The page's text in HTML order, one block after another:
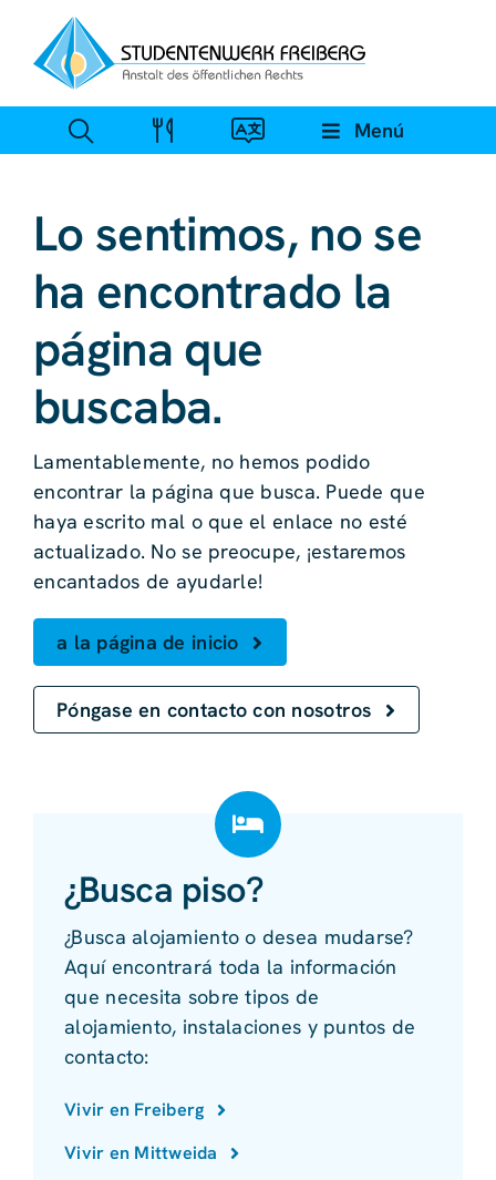
contenido
Menú
Lo sentimos, no se
ha encontrado la
página que
buscaba.
Lamentablemente, no hemos podido
encontrar la página que busca. Puede que
haya escrito mal o que el enlace no esté
actualizado. No se preocupe, ¡estaremos
encantados de ayudarle!
a la página de inicio
Póngase en contacto con nosotros
¿Busca piso?
¿Busca alojamiento o desea mudarse?
Aquí encontrará toda la información
que necesita sobre tipos de
alojamiento, instalaciones y puntos de
contacto:
Vivir en Freiberg
Vivir en Mittweida